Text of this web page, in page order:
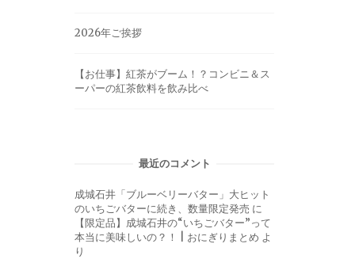
2026年ご挨拶
【お仕事】紅茶がブーム！？コンビニ＆ス
ーパーの紅茶飲料を飲み比べ
最近のコメント
成城石井「ブルーベリーバター」大ヒット
のいちごバターに続き、数量限定発売 に
【限定品】成城石井の“いちごバター”って
本当に美味しいの？！ | おにぎりまとめ よ
り